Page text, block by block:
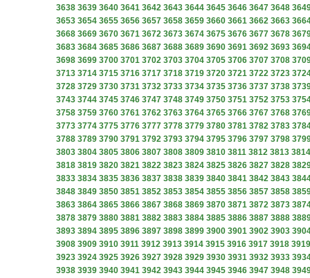
3638 3639 3640 3641 3642 3643 3644 3645 3646 3647 3648
3653 3654 3655 3656 3657 3658 3659 3660 3661 3662 3663
3668 3669 3670 3671 3672 3673 3674 3675 3676 3677 3678
3683 3684 3685 3686 3687 3688 3689 3690 3691 3692 3693
3698 3699 3700 3701 3702 3703 3704 3705 3706 3707 3708
3713 3714 3715 3716 3717 3718 3719 3720 3721 3722 3723
3728 3729 3730 3731 3732 3733 3734 3735 3736 3737 3738
3743 3744 3745 3746 3747 3748 3749 3750 3751 3752 3753
3758 3759 3760 3761 3762 3763 3764 3765 3766 3767 3768
3773 3774 3775 3776 3777 3778 3779 3780 3781 3782 3783
3788 3789 3790 3791 3792 3793 3794 3795 3796 3797 3798
3803 3804 3805 3806 3807 3808 3809 3810 3811 3812 3813 3814
3818 3819 3820 3821 3822 3823 3824 3825 3826 3827 3828
3833 3834 3835 3836 3837 3838 3839 3840 3841 3842 3843
3848 3849 3850 3851 3852 3853 3854 3855 3856 3857 3858
3863 3864 3865 3866 3867 3868 3869 3870 3871 3872 3873
3878 3879 3880 3881 3882 3883 3884 3885 3886 3887 3888
3893 3894 3895 3896 3897 3898 3899 3900 3901 3902 3903
3908 3909 3910 3911 3912 3913 3914 3915 3916 3917 3918 3919
3923 3924 3925 3926 3927 3928 3929 3930 3931 3932 3933
3938 3939 3940 3941 3942 3943 3944 3945 3946 3947 3948